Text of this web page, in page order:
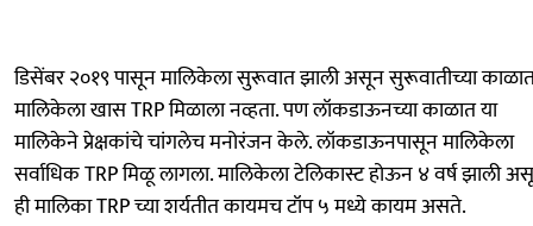
डिसेंबर २०१९ पासून मालिकेला सुरूवात झाली असून सुरूवातीच्या
मालिकेला खास TRP मिळाला नव्हता. पण लॉकडाऊनच्या काळात या
मालिकेने प्रेक्षकांचे चांगलेच मनोरंजन केले. लॉकडाऊनपासून मालिकेला
सर्वाधिक TRP मिळू लागला. मालिकेला टेलिकास्ट होऊन ४ वर्ष झाली
ही मालिका TRP च्या शर्यतीत कायमच टॉप ५ मध्ये कायम असते.